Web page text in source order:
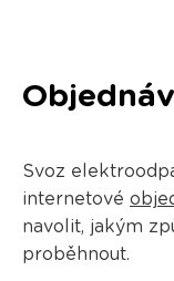
Svoz
internetové
navolit, jakým
proběhnout.